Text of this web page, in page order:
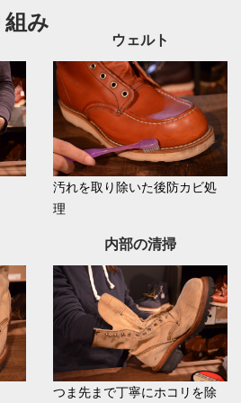
み
ウェルト
汚れを取り除いた後防カビ処
理
内部の清掃
つま先まで丁寧にホコリを除